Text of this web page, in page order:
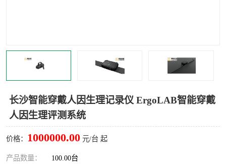
长沙智能穿戴人因生理记录仪 ErgoLAB智能穿戴
人因生理评测系统
价格： 1000000.00 元/台 起
产品数量： 100.00台